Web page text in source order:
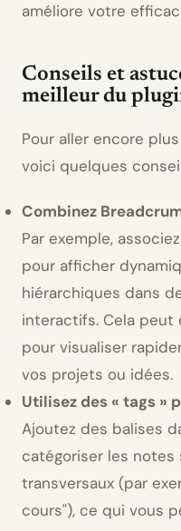
améliore votre
Conseils et
meilleur du
Pour aller encore
voici quelques
Combinez
Par exemple,
pour afficher
hiérarchiques dans
interactifs. Cela
pour visualiser
vos projets ou idées.
Utilisez des « tags »
Ajoutez des balises
catégoriser les
transversaux (par
cours ), ce qui vous